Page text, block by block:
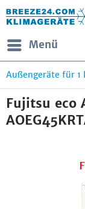
Menü
Außengeräte für 1
Fujitsu eco